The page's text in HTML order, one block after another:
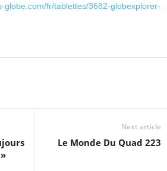
globe.com/fr/tablettes/3682-globexplorer-
Next article
Le Monde Du Quad 223